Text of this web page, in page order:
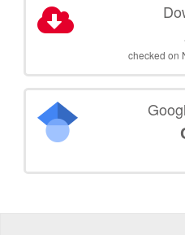
checked on